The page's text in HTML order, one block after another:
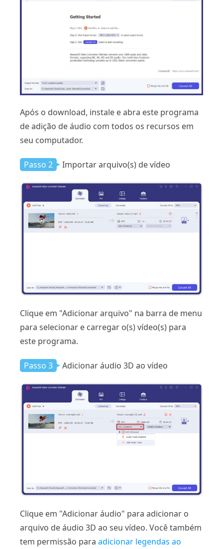
Após o download, instale e abra este programa
de adição de áudio com todos os recursos em
seu computador.
Passo 2 Importar arquivo(s) de vídeo
Clique em "Adicionar arquivo" na barra de menu
para selecionar e carregar o(s) vídeo(s) para
este programa.
Passo 3 Adicionar áudio 3D ao vídeo
Clique em "Adicionar áudio" para adicionar o
arquivo de áudio 3D ao seu vídeo. Você também
tem permissão para adicionar legendas ao